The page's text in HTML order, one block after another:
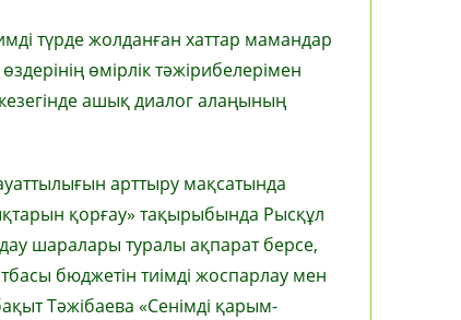
түрде жолданған хаттар мамандар
өмірлік тәжірибелерімен
кезегінде ашық диалог алаңының
арттыру мақсатында
қорғау» тақырыбында Рысқұл
шаралары туралы ақпарат берсе,
бюджетін тиімді жоспарлау мен
Тәжібаева «Сенімді қарым-